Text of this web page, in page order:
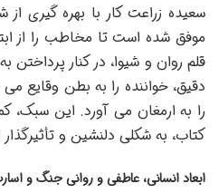
سعیده زراعت کار با بهره گیری
موفق شده است تا مخاطب را از
قلم روان و شیوا، در کنار
دقیق، خواننده را به بطن وقایع
را به ارمغان می آورد. این سبک،
کتاب، به شکلی دلنشین و
ابعاد انسانی، عاطفی و روانی جنگ و